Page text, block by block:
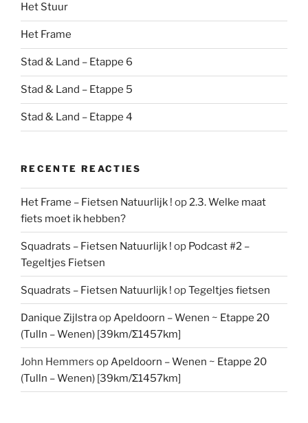
Het Stuur
Het Frame
Stad & Land – Etappe 6
Stad & Land – Etappe 5
Stad & Land – Etappe 4
RECENTE REACTIES
Het Frame – Fietsen Natuurlijk ! op2.3. Welke maat
fiets moet ik hebben?
Squadrats – Fietsen Natuurlijk ! op Podcast #2 –
Tegeltjes Fietsen
Squadrats – Fietsen Natuurlijk ! opTegeltjes fietsen
Danique ZijlstraopApeldoorn – Wenen ~ Etappe 20
(Tulln – Wenen) [39km/Σ1457km]
John Hemmers opApeldoorn – Wenen ~ Etappe 20
(Tulln – Wenen) [39km/Σ1457km]